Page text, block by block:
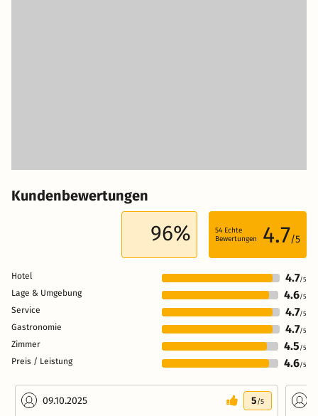
Kundenbewertungen
96% 54 Echte
Bewertungen
4.7/5
Hotel 4.7/5
Lage & Umgebung 4.6/5
Service 4.7/5
Gastronomie 4.7/5
Zimmer 4.5 /5
Preis / Leistung 4.6/5
09.10.2025 5/5